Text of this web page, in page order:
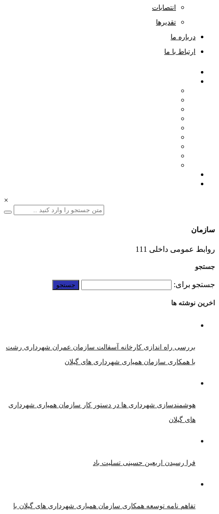
انتصابات
تقدیرها
درباره ما
ارتباط با ما
×
سازمان
روابط عمومی داخلی 111
جستجو
جستجو برای:
اخرین نوشته ها
بررسی راه اندازی کارخانه آسفالت سازمان عمران شهرداری رشت
با همکاری سازمان همیاری شهرداری های گیلان
هوشمندسازی شهرداری ها در دستور کار سازمان همیاری شهرداری
های گیلان
فرا رسیدن اربعین حسینی تسلیت باد
تفاهم نامه توسعه همکاری سازمان همیاری شهرداری های گیلان با